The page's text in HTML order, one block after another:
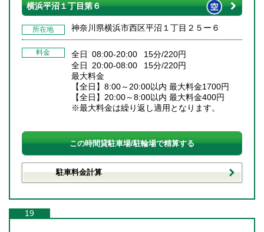
横浜平沼１丁目第６
所在地 神奈川県横浜市西区平沼１丁目２５ー６
料金
全日 08:00-20:00 15分/220円
全日 20:00-08:00 15分/220円
最大料金
【全日】8:00～20:00以内 最大料金1700円
【全日】20:00～8:00以内 最大料金400円
※最大料金は繰り返し適用となります。
この時間貸駐車場/駐輪場で精算する
駐車料金計算
19